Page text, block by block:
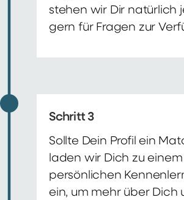
stehen wir Dir natürlich
gern für Fragen zur
Schritt 3
Sollte Dein Profil ein
laden wir Dich zu einem
persönlichen
ein, um mehr über Dich